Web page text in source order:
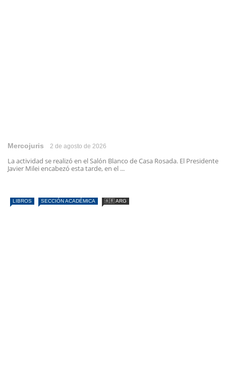
Mercojuris 2 de agosto de 2026
La actividad se realizó en el Salón Blanco de Casa Rosada. El Presidente
Javier Milei encabezó esta tarde, en el ...
LIBROS SECCIÓN ACADÉMICA 🇦🇷 ARG